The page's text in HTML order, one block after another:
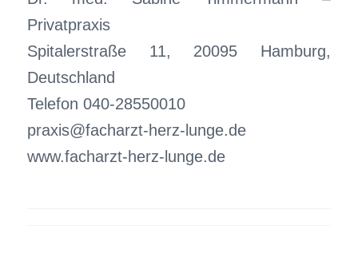
Privatpraxis
Spitalerstraße 11, 20095 Hamburg,
Deutschland
Telefon 040-28550010
praxis@facharzt-herz-lunge.de
www.facharzt-herz-lunge.de